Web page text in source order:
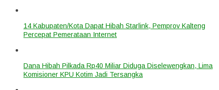
14 Kabupaten/Kota Dapat Hibah Starlink, Pemprov Kalteng
Percepat Pemerataan Internet
Dana Hibah Pilkada Rp40 Miliar Diduga Diselewengkan, Lima
Komisioner KPU Kotim Jadi Tersangka